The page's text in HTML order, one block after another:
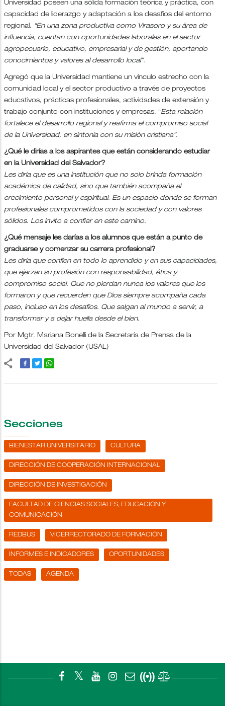
Universidad poseen una sólida formación teórica y práctica, con
capacidad de liderazgo y adaptación a los desafíos del entorno
regional. “En una zona productiva como Virasoro y su área de
influencia, cuentan con oportunidades laborales en el sector
agropecuario, educativo, empresarial y de gestión, aportando
conocimientos y valores al desarrollo local”.
Agregó que la Universidad mantiene un vínculo estrecho con la
comunidad local y el sector productivo a través de proyectos
educativos, prácticas profesionales, actividades de extensión y
trabajo conjunto con instituciones y empresas. “Esta relación
fortalece el desarrollo regional y reafirma el compromiso social
de la Universidad, en sintonía con su misión cristiana”.
¿Qué le dirías a los aspirantes que están considerando estudiar
en la Universidad del Salvador?
Les diría que es una institución que no solo brinda formación
académica de calidad, sino que también acompaña el
crecimiento personal y espiritual. Es un espacio donde se forman
profesionales comprometidos con la sociedad y con valores
sólidos. Los invito a confiar en este camino.
¿Qué mensaje les darías a los alumnos que están a punto de
graduarse y comenzar su carrera profesional?
Les diría que confíen en todo lo aprendido y en sus capacidades,
que ejerzan su profesión con responsabilidad, ética y
compromiso social. Que no pierdan nunca los valores que los
formaron y que recuerden que Dios siempre acompaña cada
paso, incluso en los desafíos. Que salgan al mundo a servir, a
transformar y a dejar huella desde el bien.
Por Mgtr. Mariana Bonelli de la Secretaría de Prensa de la
Universidad del Salvador (USAL)
Secciones
BIENESTAR UNIVERSITARIO CULTURA
DIRECCIÓN DE COOPERACIÓN INTERNACIONAL
DIRECCIÓN DE INVESTIGACIÓN
FACULTAD DE CIENCIAS SOCIALES, EDUCACIÓN Y
COMUNICACIÓN
REDBUS VICERRECTORADO DE FORMACIÓN
INFORMES E INDICADORES OPORTUNIDADES
TODAS AGENDA